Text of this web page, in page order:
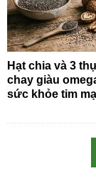
Hạt chia và 3
chay giàu
sức khỏe tim